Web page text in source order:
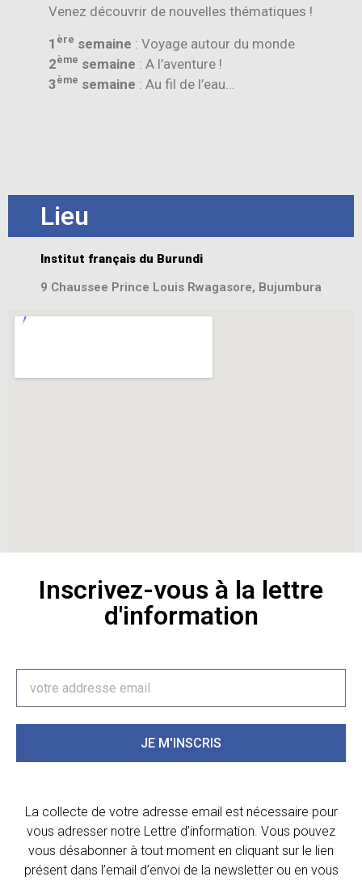
Venez découvrir de nouvelles thématiques !
1 ère semaine : Voyage autour du monde
2ème semaine : A l’aventure !
3ème semaine : Au fil de l’eau…
Lieu
Institut français du Burundi
9 Chaussee Prince Louis Rwagasore, Bujumbura
Inscrivez-vous à la lettre
d'information
JE M'INSCRIS
La collecte de votre adresse email est nécessaire pour
vous adresser notre Lettre d’information. Vous pouvez
vous désabonner à tout moment en cliquant sur le lien
présent dans l’email d’envoi de la newsletter ou en vous